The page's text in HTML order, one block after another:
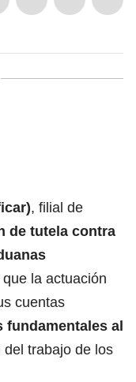
, filial de
de tutela contra
la actuación
cuentas
fundamentales al
del trabajo de los